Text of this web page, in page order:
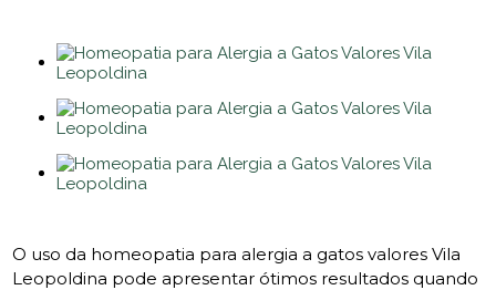
O uso da homeopatia para alergia a gatos valores Vila
Leopoldina pode apresentar ótimos resultados quando